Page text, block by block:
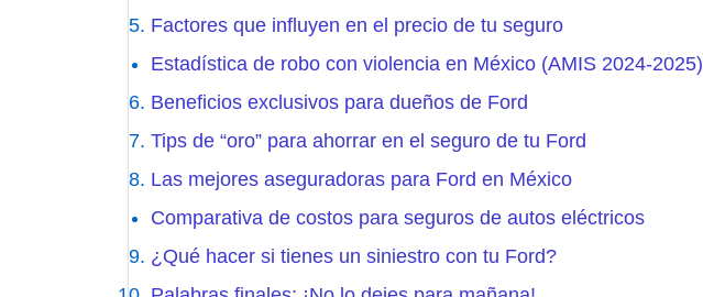
Factores que influyen en el precio de tu seguro
Estadística de robo con violencia en México (AMIS 2024-2025)
Beneficios exclusivos para dueños de Ford
Tips de “oro” para ahorrar en el seguro de tu Ford
Las mejores aseguradoras para Ford en México
Comparativa de costos para seguros de autos eléctricos
¿Qué hacer si tienes un siniestro con tu Ford?